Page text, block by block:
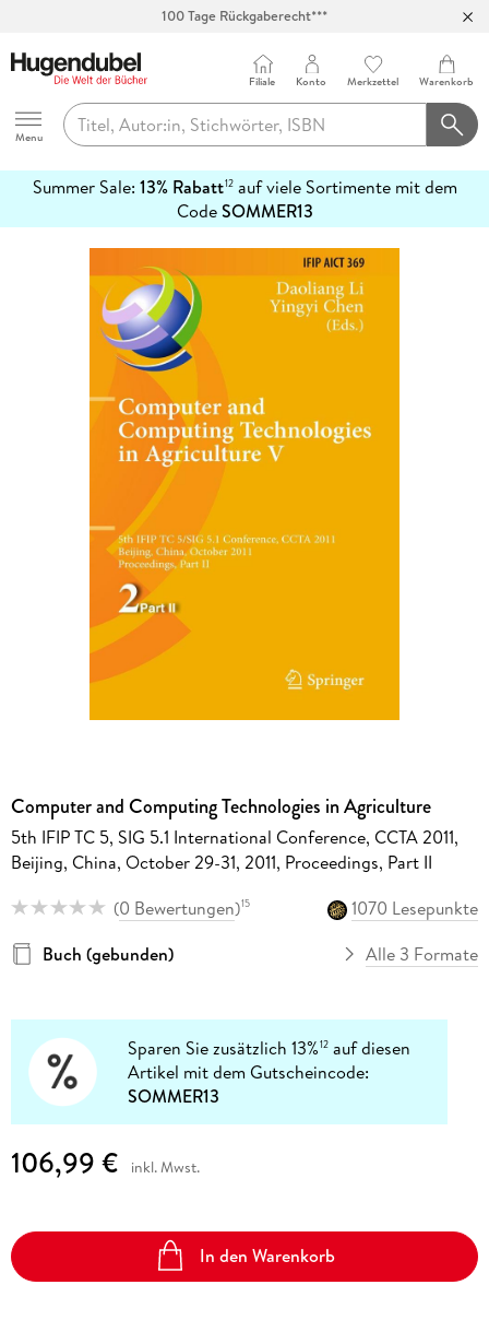
100 Tage Rückgaberecht***
Hugendubel
Menu
Filiale Konto Merkzettel Warenkorb
Summer Sale: 13% Rabatt12auf viele Sortimente mit dem
CodeSOMMER13
erfahren
Computer and Computing Technologies in Agriculture
5th IFIP TC 5, SIG 5.1 International Conference, CCTA 2011,
Beijing, China, October 29-31, 2011, Proceedings, Part II
(0 Bewertungen)15
1070 Lesepunkte
Buch (gebunden)
Alle 3 Formate
Sparen Sie zusätzlich 13%12 auf diesen
Artikel mit dem Gutscheincode:
SOMMER13
106,99 € inkl. Mwst.
In den Warenkorb